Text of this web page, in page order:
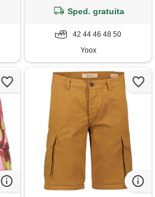
Sped. gratuita
42 44 46 48 50
Yoox